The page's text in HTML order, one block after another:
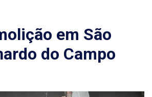
em São
do Campo